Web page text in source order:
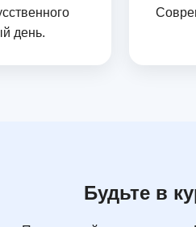
день.
Будьте в